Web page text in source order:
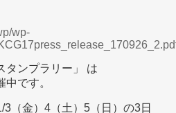
wp-
タンプラリー」 は
です。
（金）4（土）5（日）の3日